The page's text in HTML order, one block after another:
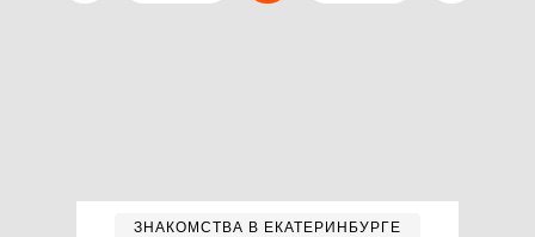
ЗНАКОМСТВА В ЕКАТЕРИНБУРГЕ